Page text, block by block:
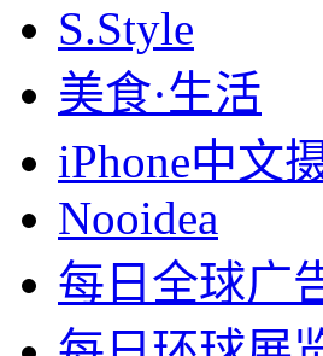
S.Style
美食·生活
iPhone中文
Nooidea
每日全球广